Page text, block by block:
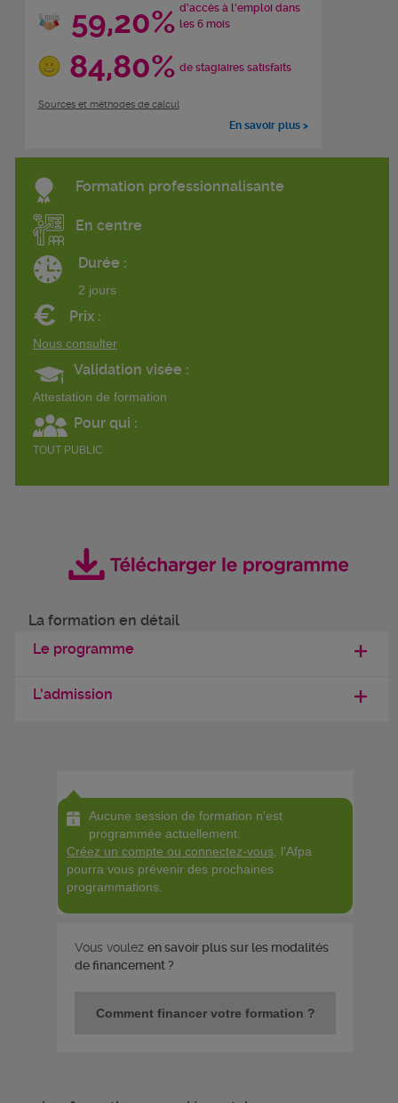
59,20% d'accès à l'emploi dans
les 6 mois
84,80% de stagiaires satisfaits
Sources et méthodes de calcul
En savoir plus >
Formation professionnalisante
En centre
Durée :
2 jours
€ Prix :
Nous consulter
Validation visée :
Attestation de formation
Pour qui :
TOUT PUBLIC
La formation en détail
Le programme
L'admission
Aucune session de formation n'est
programmée actuellement.
Créez un compte ou connectez-vous , l'Afpa
pourra vous prévenir des prochaines
programmations.
Vous voulez en savoir plus sur les modalités
de financement ?
Comment financer votre formation ?